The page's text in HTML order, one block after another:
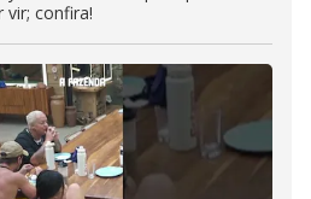
vir; confira!